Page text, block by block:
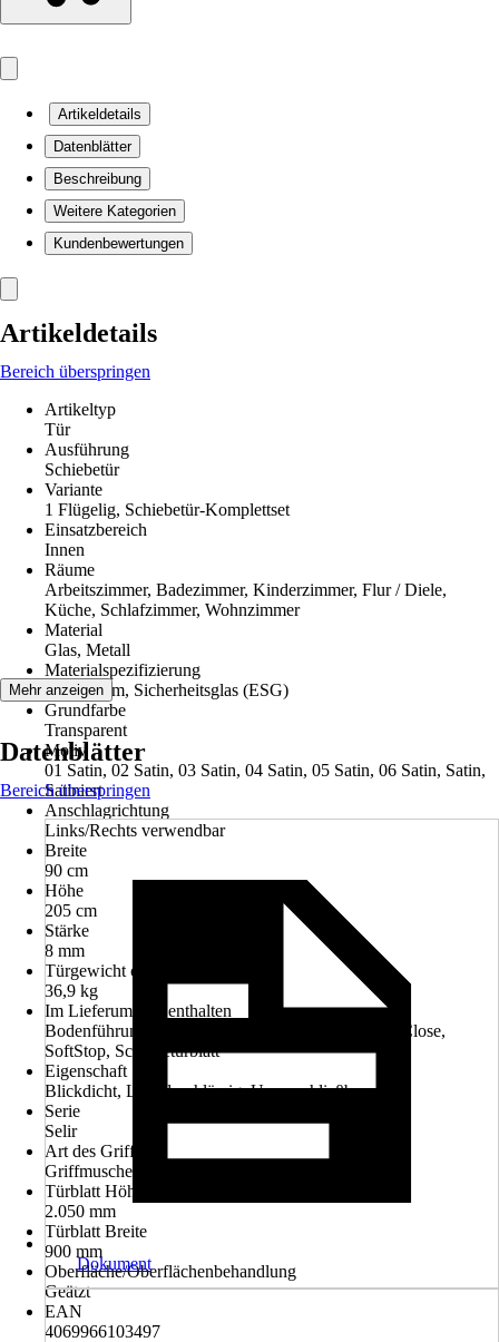
Artikeldetails
Datenblätter
Beschreibung
Weitere Kategorien
Kundenbewertungen
Artikeldetails
Bereich überspringen
Artikeltyp
Tür
Ausführung
Schiebetür
Variante
1 Flügelig, Schiebetür-Komplettset
Einsatzbereich
Innen
Räume
Arbeitszimmer, Badezimmer, Kinderzimmer, Flur / Diele,
Küche, Schlafzimmer, Wohnzimmer
Material
Glas, Metall
Materialspezifizierung
Aluminium, Sicherheitsglas (ESG)
Grundfarbe
Transparent
Motiv
01 Satin, 02 Satin, 03 Satin, 04 Satin, 05 Satin, 06 Satin, Satin,
Satiniert
Anschlagrichtung
Links/Rechts verwendbar
Breite
90 cm
Höhe
205 cm
Stärke
8 mm
Türgewicht ca.
36,9 kg
Im Lieferumfang enthalten
Bodenführung, Griff-Set, Schiebetürbeschlag, SoftClose,
SoftStop, Schiebetürblatt
Eigenschaft
Blickdicht, Lichtdurchlässig, Unverschließbar
Serie
Selir
Art des Griffs
Griffmuschel
Türblatt Höhe
2.050 mm
Türblatt Breite
900 mm
Oberfläche/Oberflächenbehandlung
Geätzt
EAN
4069966103497
Mehr anzeigen
Datenblätter
Bereich überspringen
Dokument